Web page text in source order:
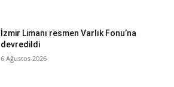
İzmir Limanı resmen Varlık Fonu’na
devredildi
6 Ağustos 2026